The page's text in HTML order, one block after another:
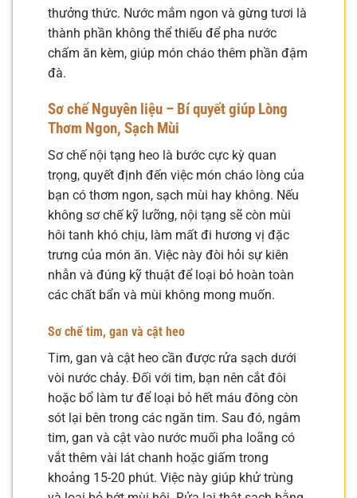
thưởng thức. Nước mắm ngon và gừng tươi là
thành phần không thể thiếu để pha nước
chấm ăn kèm, giúp món cháo thêm phần đậm
đà.
Sơ chế Nguyên liệu – Bí quyết giúp Lòng
Thơm Ngon, Sạch Mùi
Sơ chế nội tạng heo là bước cực kỳ quan
trọng, quyết định đến việc món cháo lòng của
bạn có thơm ngon, sạch mùi hay không. Nếu
không sơ chế kỹ lưỡng, nội tạng sẽ còn mùi
hôi tanh khó chịu, làm mất đi hương vị đặc
trưng của món ăn. Việc này đòi hỏi sự kiên
nhẫn và đúng kỹ thuật để loại bỏ hoàn toàn
các chất bẩn và mùi không mong muốn.
Sơ chế tim, gan và cật heo
Tim, gan và cật heo cần được rửa sạch dưới
vòi nước chảy. Đối với tim, bạn nên cắt đôi
hoặc bổ làm tư để loại bỏ hết máu đông còn
sót lại bên trong các ngăn tim. Sau đó, ngâm
tim, gan và cật vào nước muối pha loãng có
vắt thêm vài lát chanh hoặc giấm trong
khoảng 15-20 phút. Việc này giúp khử trùng